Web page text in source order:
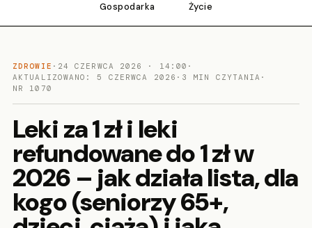
Gospodarka Życie
ZDROWIE · 24 CZERWCA 2026 · 14:00 ·
AKTUALIZOWANO: 5 CZERWCA 2026 · 3 MIN CZYTANIA ·
NR 1070
Leki za 1 zł i leki
refundowane do 1 zł w
2026 – jak działa lista, dla
kogo (seniorzy 65+,